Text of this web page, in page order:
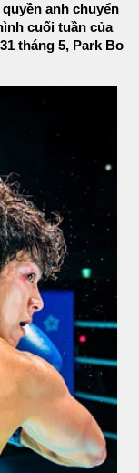
anh chuyển
cuối tuần của
tháng 5, Park Bo